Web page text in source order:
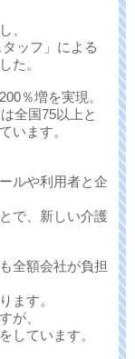
、
ッフ」による
た。
％増を実現。
全国75以上と
います。
ルや利用者と企
で、新しい介護
全額会社が負担
ます。
が、
しています。